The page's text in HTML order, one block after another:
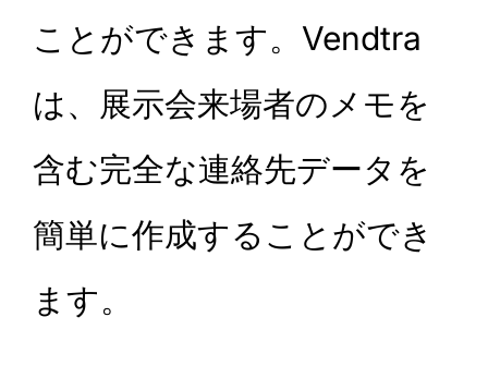
ことができます。Vendtra
は、展示会来場者のメモを
含む完全な連絡先データを
簡単に作成することができ
ます。